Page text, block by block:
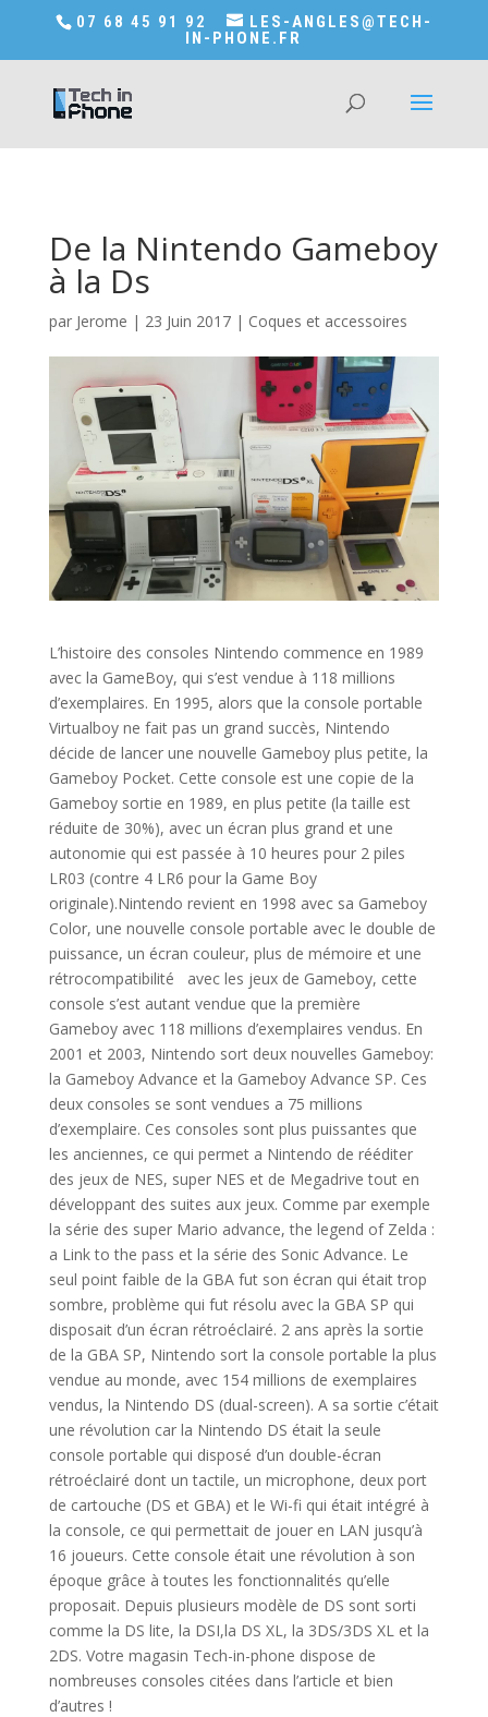
Accédez a Shop-in-tech-in-phone
07 68 45 91 92
LES-ANGLES@TECH-
IN-PHONE.FR
De la Nintendo Gameboy
à la Ds
par Jerome | 23 Juin 2017| Coques et accessoires
L’histoire des consoles Nintendo commence en 1989
avec la GameBoy, qui s’est vendue à 118 millions
d’exemplaires. En 1995, alors que la console portable
Virtualboy ne fait pas un grand succès, Nintendo
décide de lancer une nouvelle Gameboy plus petite, la
Gameboy Pocket. Cette console est une copie de la
Gameboy sortie en 1989, en plus petite (la taille est
réduite de 30%), avec un écran plus grand et une
autonomie qui est passée à 10 heures pour 2 piles
LR03 (contre 4 LR6 pour la Game Boy
originale).Nintendo revient en 1998 avec sa Gameboy
Color, une nouvelle console portable avec le double de
puissance, un écran couleur, plus de mémoire et une
rétrocompatibilité avec les jeux de Gameboy, cette
console s’est autant vendue que la première
Gameboy avec 118 millions d’exemplaires vendus. En
2001 et 2003, Nintendo sort deux nouvelles Gameboy:
la Gameboy Advance et la Gameboy Advance SP. Ces
deux consoles se sont vendues a 75 millions
d’exemplaire. Ces consoles sont plus puissantes que
les anciennes, ce qui permet a Nintendo de rééditer
des jeux de NES, super NES et de Megadrive tout en
développant des suites aux jeux. Comme par exemple
la série des super Mario advance, the legend of Zelda :
a Link to the pass et la série des Sonic Advance. Le
seul point faible de la GBA fut son écran qui était trop
sombre, problème qui fut résolu avec la GBA SP qui
disposait d’un écran rétroéclairé. 2 ans après la sortie
de la GBA SP, Nintendo sort la console portable la plus
vendue au monde, avec 154 millions de exemplaires
vendus, la Nintendo DS (dual-screen). A sa sortie c’était
une révolution car la Nintendo DS était la seule
console portable qui disposé d’un double-écran
rétroéclairé dont un tactile, un microphone, deux port
de cartouche (DS et GBA) et le Wi-fi qui était intégré à
la console, ce qui permettait de jouer en LAN jusqu’à
16 joueurs. Cette console était une révolution à son
époque grâce à toutes les fonctionnalités qu’elle
proposait. Depuis plusieurs modèle de DS sont sorti
comme la DS lite, la DSI,la DS XL, la 3DS/3DS XL et la
2DS. Votre magasin Tech-in-phone dispose de
nombreuses consoles citées dans l’article et bien
d’autres !